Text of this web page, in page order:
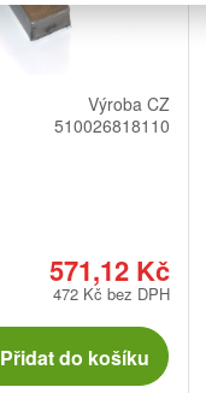
Výroba CZ
510026818110
571,12 Kč
472 Kč bez DPH
Přidat do košíku